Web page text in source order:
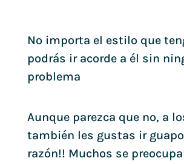
No importa el estilo que
podrás ir acorde a él sin
problema
Aunque parezca que no, a
también les gustas ir
razón!! Muchos se